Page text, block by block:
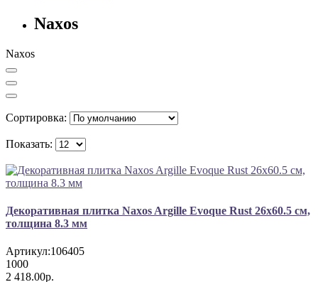
Naxos
Naxos
Сортировка:
Показать:
Декоративная плитка Naxos Argille Evoque Rust 26x60.5 см,
толщина 8.3 мм
Артикул:106405
1000
2 418.00р.